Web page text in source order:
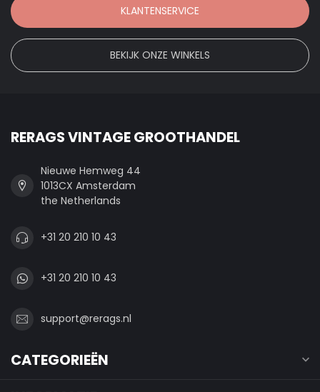
KLANTENSERVICE
BEKIJK ONZE WINKELS
RERAGS VINTAGE GROOTHANDEL
Nieuwe Hemweg 44
1013CX Amsterdam
the Netherlands
+31 20 210 10 43
+31 20 210 10 43
support@rerags.nl
CATEGORIEËN